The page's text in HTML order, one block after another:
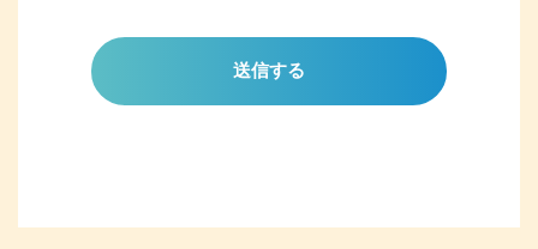
送信する